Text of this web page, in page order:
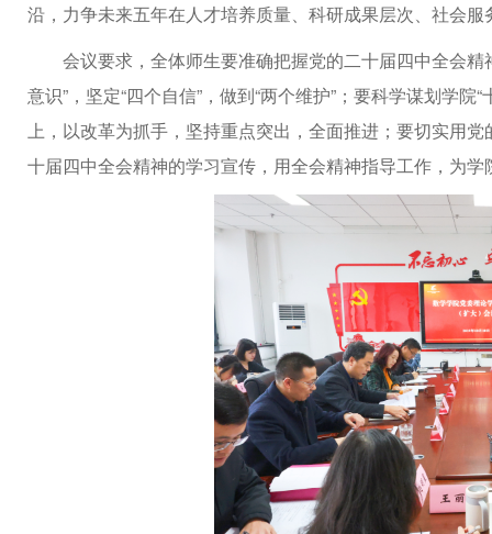
沿，力争未来五年在人才培养质量、科研成果层次、社会
会议要求，全体师生要准确把握党的二十届四中全会
意识”，坚定“四个自信”，做到“两个维护”；要科学谋划学
上，以改革为抓手，坚持重点突出，全面推进；要切实用
十届四中全会精神的学习宣传，用全会精神指导工作，为学